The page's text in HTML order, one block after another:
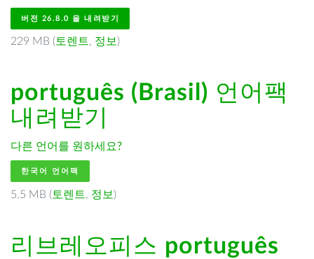
버전 26.8.0 을 내려받기
229 MB ( 토렌트, 정보 )
português (Brasil) 언어팩
내려받기
다른 언어를 원하세요?
한국어 언어팩
5.5 MB ( 토렌트, 정보 )
리브레오피스 português